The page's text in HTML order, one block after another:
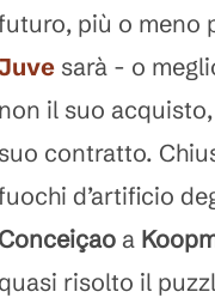
più o meno
sarà - o
non il suo
suo contratto.
d’artificio
Conceiçao a
risolto il